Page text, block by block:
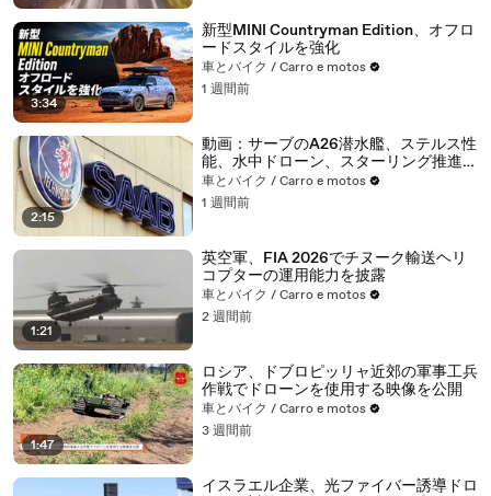
3:34
新型MINI Countryman Edition、オフロ
ードスタイルを強化
車とバイク / Carro e motos
1 週間前
2:15
動画：サーブのA26潜水艦、ステルス性
能、水中ドローン、スターリング推進を
融合
車とバイク / Carro e motos
1 週間前
1:21
英空軍、FIA 2026でチヌーク輸送ヘリ
コプターの運用能力を披露
車とバイク / Carro e motos
2 週間前
1:47
ロシア、ドブロピッリャ近郊の軍事工兵
作戦でドローンを使用する映像を公開
車とバイク / Carro e motos
3 週間前
イスラエル企業、光ファイバー誘導ドロ